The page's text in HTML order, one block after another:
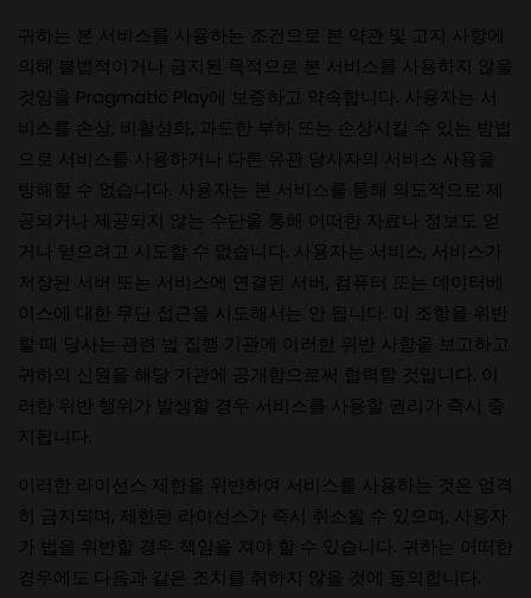
귀하는 본 서비스를 사용하는 조건으로 본 약관 및 고지 사항에
의해 불법적이거나 금지된 목적으로 본 서비스를 사용하지 않을
것임을 Pragmatic Play에 보증하고 약속합니다. 사용자는 서
비스를 손상, 비활성화, 과도한 부하 또는 손상시킬 수 있는 방법
으로 서비스를 사용하거나 다른 유관 당사자의 서비스 사용을
방해할 수 없습니다. 사용자는 본 서비스를 통해 의도적으로 제
공되거나 제공되지 않는 수단을 통해 어떠한 자료나 정보도 얻
거나 얻으려고 시도할 수 없습니다. 사용자는 서비스, 서비스가
저장된 서버 또는 서비스에 연결된 서버, 컴퓨터 또는 데이터베
이스에 대한 무단 접근을 시도해서는 안 됩니다. 이 조항을 위반
할 때 당사는 관련 법 집행 기관에 이러한 위반 사항을 보고하고
귀하의 신원을 해당 기관에 공개함으로써 협력할 것입니다. 이
러한 위반 행위가 발생할 경우 서비스를 사용할 권리가 즉시 중
지됩니다.
이러한 라이선스 제한을 위반하여 서비스를 사용하는 것은 엄격
히 금지되며, 제한된 라이선스가 즉시 취소될 수 있으며, 사용자
가 법을 위반할 경우 책임을 져야 할 수 있습니다. 귀하는 어떠한
경우에도 다음과 같은 조치를 취하지 않을 것에 동의합니다.